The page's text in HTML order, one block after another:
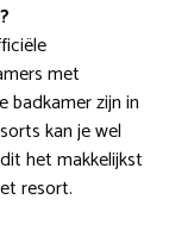
met
badkamer zijn in
kan je wel
het makkelijkst
resort.